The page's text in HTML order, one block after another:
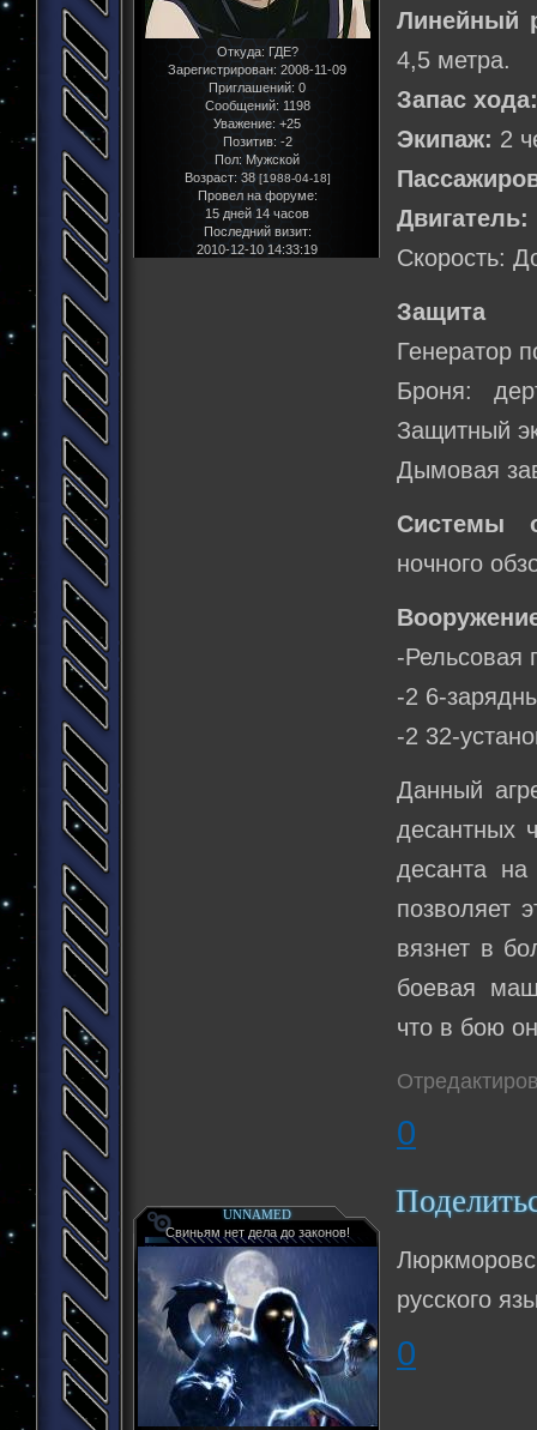
Откуда: ГДЕ?
Зарегистрирован: 2008-11-09
Приглашений: 0
Сообщений: 1198
Уважение: +25
Позитив: -2
Пол: Мужской
Возраст: 38[1988-04-18]
Провел на форуме:
15 дней 14 часов
Последний визит:
2010-12-10 14:33:19
Линейный
4,5 метра.
Запас
Экипаж: 2
Двигатель:
Скорость:
Защита
Генератор
Броня:
Защитный
Дымовая
Системы
ночного
-Рельсовая
-2 6-
-2 32-
Данный
десантных
десанта
позволяет
вязнет в
боевая
что в бою
0
UNNAMED
Свиньям нет дела до законов!
русского
0